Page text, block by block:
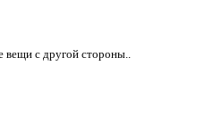
вещи с другой стороны..